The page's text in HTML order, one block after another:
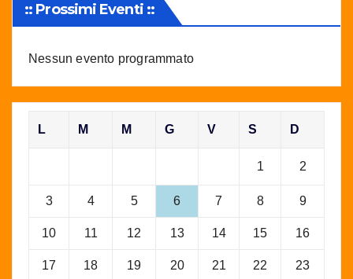
:: Prossimi Eventi ::
Nessun evento programmato
L M M G V S D
1 2
3 4 5 6 7 8 9
10 11 12 13 14 15 16
17 18 19 20 21 22 23